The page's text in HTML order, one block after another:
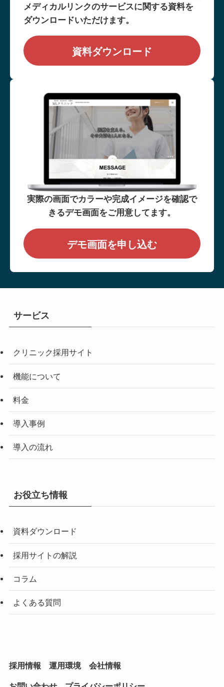
メディカルリンクのサービスに関する資料を
ダウンロードいただけます。
資料ダウンロード
実際の画面でカラーや完成イメージを確認で
きるデモ画面をご用意してます。
デモ画面を申し込む
サービス
クリニック採用サイト
機能について
料金
導入事例
導入の流れ
お役立ち情報
資料ダウンロード
採用サイトの解説
コラム
よくある質問
採用情報 運用環境 会社情報